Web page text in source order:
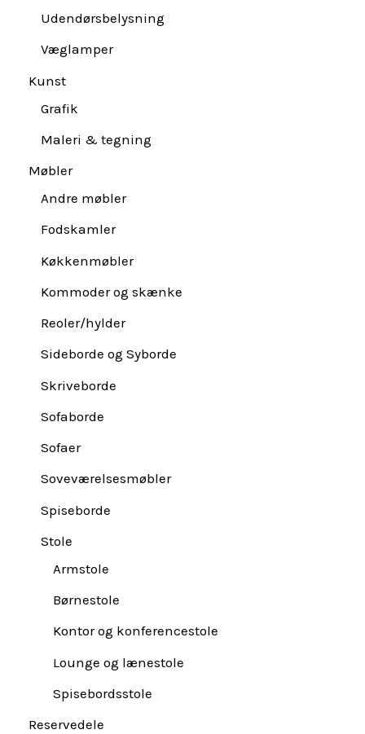
Udendørsbelysning
Væglamper
Kunst
Grafik
Maleri & tegning
Møbler
Andre møbler
Fodskamler
Køkkenmøbler
Kommoder og skænke
Reoler/hylder
Sideborde og Syborde
Skriveborde
Sofaborde
Sofaer
Soveværelsesmøbler
Spiseborde
Stole
Armstole
Børnestole
Kontor og konferencestole
Lounge og lænestole
Spisebordsstole
Reservedele